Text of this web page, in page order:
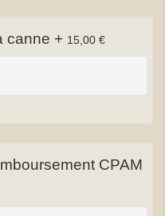
canne + 15,00 €
CPAM